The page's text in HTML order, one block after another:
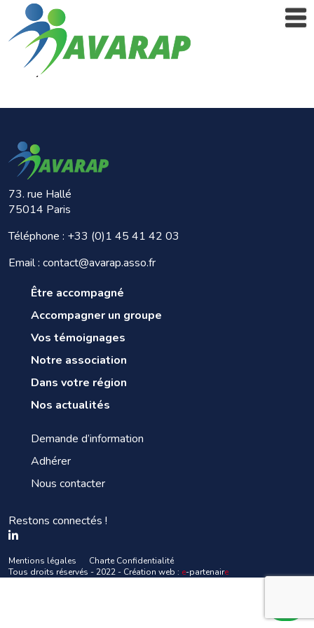
73. rue Hallé
75014 Paris
Téléphone : +33 (0)1 45 41 42 03
Email : contact@avarap.asso.fr
Être accompagné
Accompagner un groupe
Vos témoignages
Notre association
Dans votre région
Nos actualités
Demande d’information
Adhérer
Nous contacter
Restons connectés !
Mentions légales
Charte Confidentialité
Tous droits réservés - 2022 - Création web : e-partenaire